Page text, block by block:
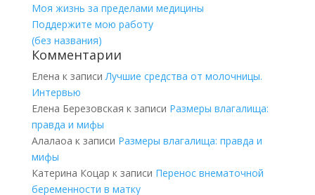
Моя жизнь за пределами медицины
Поддержите мою работу
(без названия)
Комментарии
Елена к записиЛучшие средства от молочницы.
Интервью
Елена Березовская к записи Размеры влагалища:
правда и мифы
Алалаоа к записи Размеры влагалища: правда и
мифы
Катерина Коцар к записи Перенос внематочной
беременности в матку